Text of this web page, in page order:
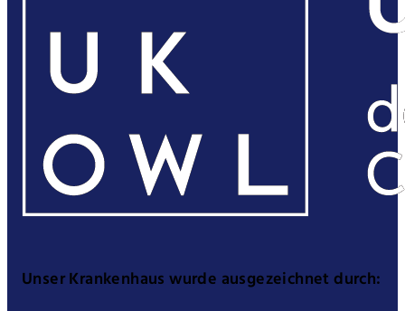
Unser Krankenhaus wurde ausgezeichnet durch: